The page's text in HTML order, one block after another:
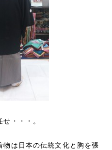
・・・。
物は日本の伝統文化と胸を張